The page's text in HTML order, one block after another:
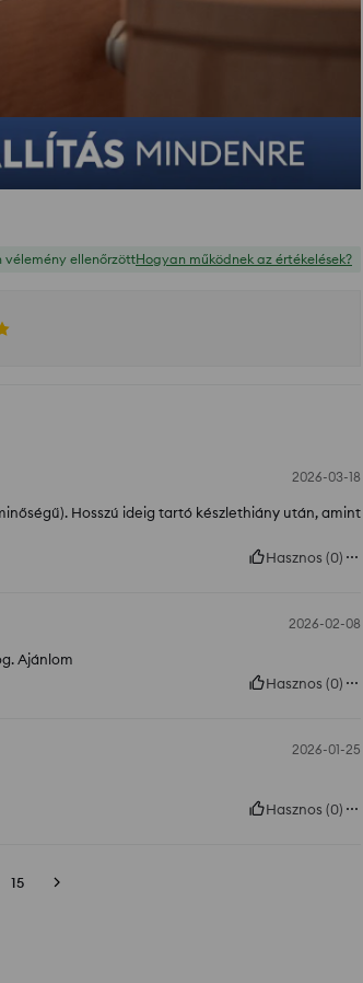
vélemény ellenőrzöttHogyan működnek az értékelések?
2026-03-18
Hosszú ideig tartó készlethiány után, amint
Hasznos (0)
2026-02-08
Ajánlom
Hasznos (0)
2026-01-25
Hasznos (0)
15